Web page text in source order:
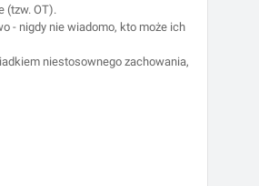
(tzw. OT).
- nigdy nie wiadomo, kto może ich
niestosownego zachowania,